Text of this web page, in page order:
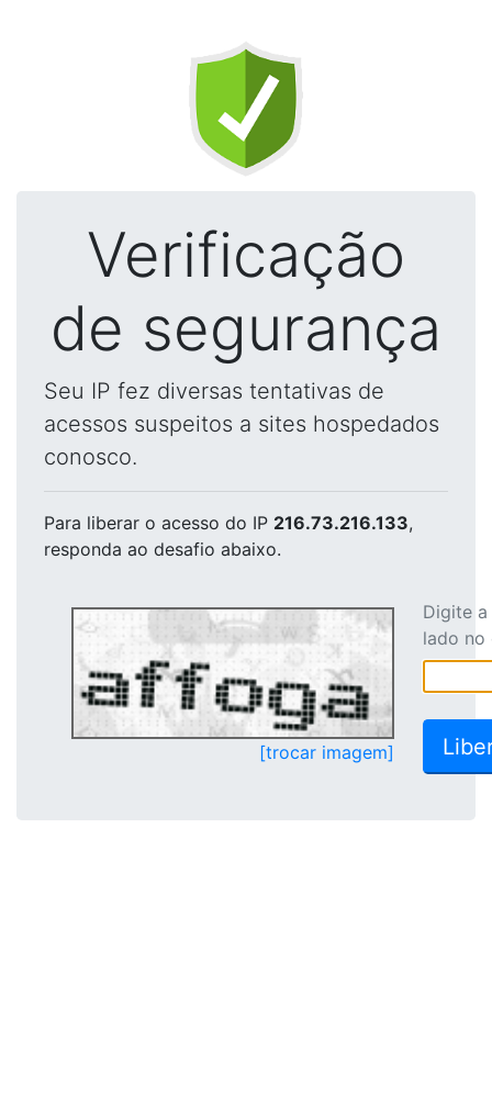
Verificação
de segurança
Seu IP fez diversas tentativas de
acessos suspeitos a sites hospedados
conosco.
Para liberar o acesso do IP 216.73.216.133,
responda ao desafio abaixo.
[trocar imagem]
Digite
lado no